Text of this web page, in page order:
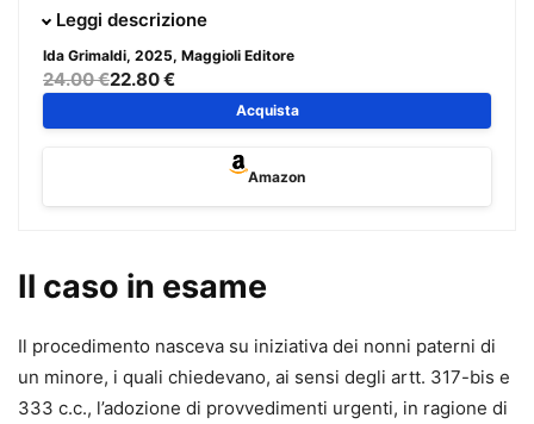
L’opera, dal taglio agile ed operativo, si propone di offrire
cruciali del contenzioso familiare, così come novellato
dalla cd. “Riforma Cartabia”, concentrandosi su quattro
temi nodali: atti introduttivi, prima udienza, fase
istruttoria, cumulo delle domande di separazione e
trascurare gli orientamenti giurisprudenziali. Il volume,
correttivi alla Riforma Cartabia, può contare su un
approccio sistematico, concreto e innovativo, grazie
all’apporto delle Autrici, avvocate e magistrate, le quali
Leggi descrizione
Ida Grimaldi, 2025, Maggioli Editore
24.00 €22.80 €
Acquista
Amazon
Il caso in esame
Il procedimento nasceva su iniziativa dei nonni paterni di
un minore, i quali chiedevano, ai sensi degli artt. 317-bis e
333 c.c., l’adozione di provvedimenti urgenti, in ragione di